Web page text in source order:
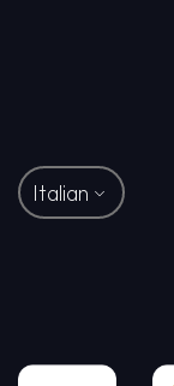
Italian